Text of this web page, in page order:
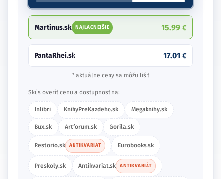
Martinus.sk NAJLACNEJŠIE 15.99 €
PantaRhei.sk 17.01 €
* aktuálne ceny sa môžu líšiť
Skús overiť cenu a dostupnosť na:
Inlibri KnihyPreKazdeho.sk Megaknihy.sk
Bux.sk Artforum.sk Gorila.sk
Restorio.sk ANTIKVARIÁT Eurobooks.sk
Preskoly.sk Antikvariat.sk ANTIKVARIÁT